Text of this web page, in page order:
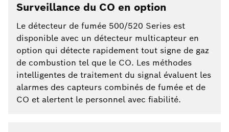
Surveillance du CO en option
Le détecteur de fumée 500/520 Series est
disponible avec un détecteur multicapteur en
option qui détecte rapidement tout signe de gaz
de combustion tel que le CO. Les méthodes
intelligentes de traitement du signal évaluent les
alarmes des capteurs combinés de fumée et de
CO et alertent le personnel avec fiabilité.